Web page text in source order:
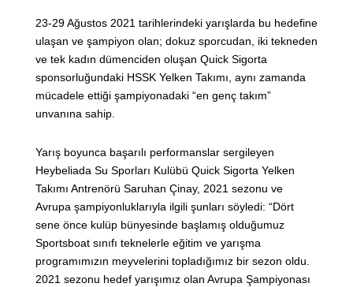
23-29 Ağustos 2021 tarihlerindeki yarışlarda bu hedefine
ulaşan ve şampiyon olan; dokuz sporcudan, iki tekneden
ve tek kadın dümenciden oluşan Quick Sigorta
sponsorluğundaki HSSK Yelken Takımı, aynı zamanda
mücadele ettiği şampiyonadaki “en genç takım”
unvanına sahip.
Yarış boyunca başarılı performanslar sergileyen
Heybeliada Su Sporları Kulübü Quick Sigorta Yelken
Takımı Antrenörü Saruhan Çinay, 2021 sezonu ve
Avrupa şampiyonluklarıyla ilgili şunları söyledi: “Dört
sene önce kulüp bünyesinde başlamış olduğumuz
Sportsboat sınıfı teknelerle eğitim ve yarışma
programımızın meyvelerini topladığımız bir sezon oldu.
2021 sezonu hedef yarışımız olan Avrupa Şampiyonası